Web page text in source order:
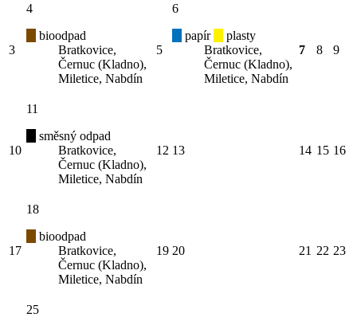
3
4
bioodpad
Bratkovice,
Černuc (Kladno),
Miletice, Nabdín
5
6
papír
plasty
Bratkovice,
Černuc (Kladno),
Miletice, Nabdín
7 8 9
10
11
směsný odpad
Bratkovice,
Černuc (Kladno),
Miletice, Nabdín
12 13 14 15 16
17
18
bioodpad
Bratkovice,
Černuc (Kladno),
Miletice, Nabdín
19 20 21 22 23
25